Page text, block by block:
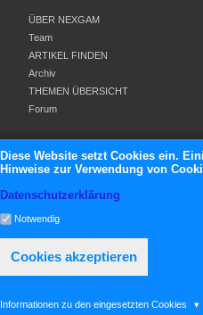
ÜBER NEXGAM
Team
ARTIKEL FINDEN
Archiv
THEMEN ÜBERSICHT
Forum
Diese Website setzt Cookies ein.
Hinweise zur Verwendung von
Datenschutzerklärung
Notwendig
Cookies akzeptieren
Informationen zu den eingesetzten Cookies